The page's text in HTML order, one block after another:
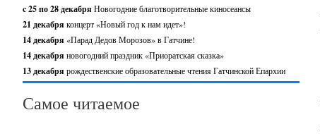
c 25 по 28 декабря Новогодние благотворительные киносеансы
21 декабря концерт «Новый год к нам идет»!
14 декабря «Парад Дедов Морозов» в Гатчине!
14 декабря новогодний праздник «Приоратская сказка»
13 декабря рождественские образовательные чтения Гатчинской Епархии
Самое читаемое